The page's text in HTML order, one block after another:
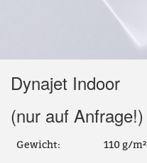
Dynajet Indoor
(nur auf Anfrage!)
Gewicht: 110 g/m²